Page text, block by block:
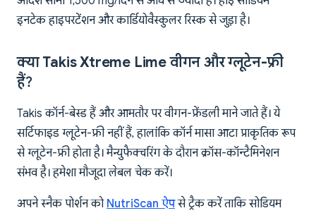
इनटेक हाइपरटेंशन और कार्डियोवैस्कुलर रिस्क से जुड़ा है।
क्या Takis Xtreme Lime वीगन और ग्लूटेन-फ्री
हैं?
Takis कॉर्न-बेस्ड हैं और आमतौर पर वीगन-फ्रेंडली माने जाते हैं। ये
सर्टिफाइड ग्लूटेन-फ्री नहीं हैं, हालांकि कॉर्न मासा आटा प्राकृतिक रूप
से ग्लूटेन-फ्री होता है। मैन्युफैक्चरिंग के दौरान क्रॉस-कॉन्टैमिनेशन
संभव है। हमेशा मौजूदा लेबल चेक करें।
अपने स्नैक पोर्शन को NutriScan ऐपसे ट्रैक करें ताकि सोडियम